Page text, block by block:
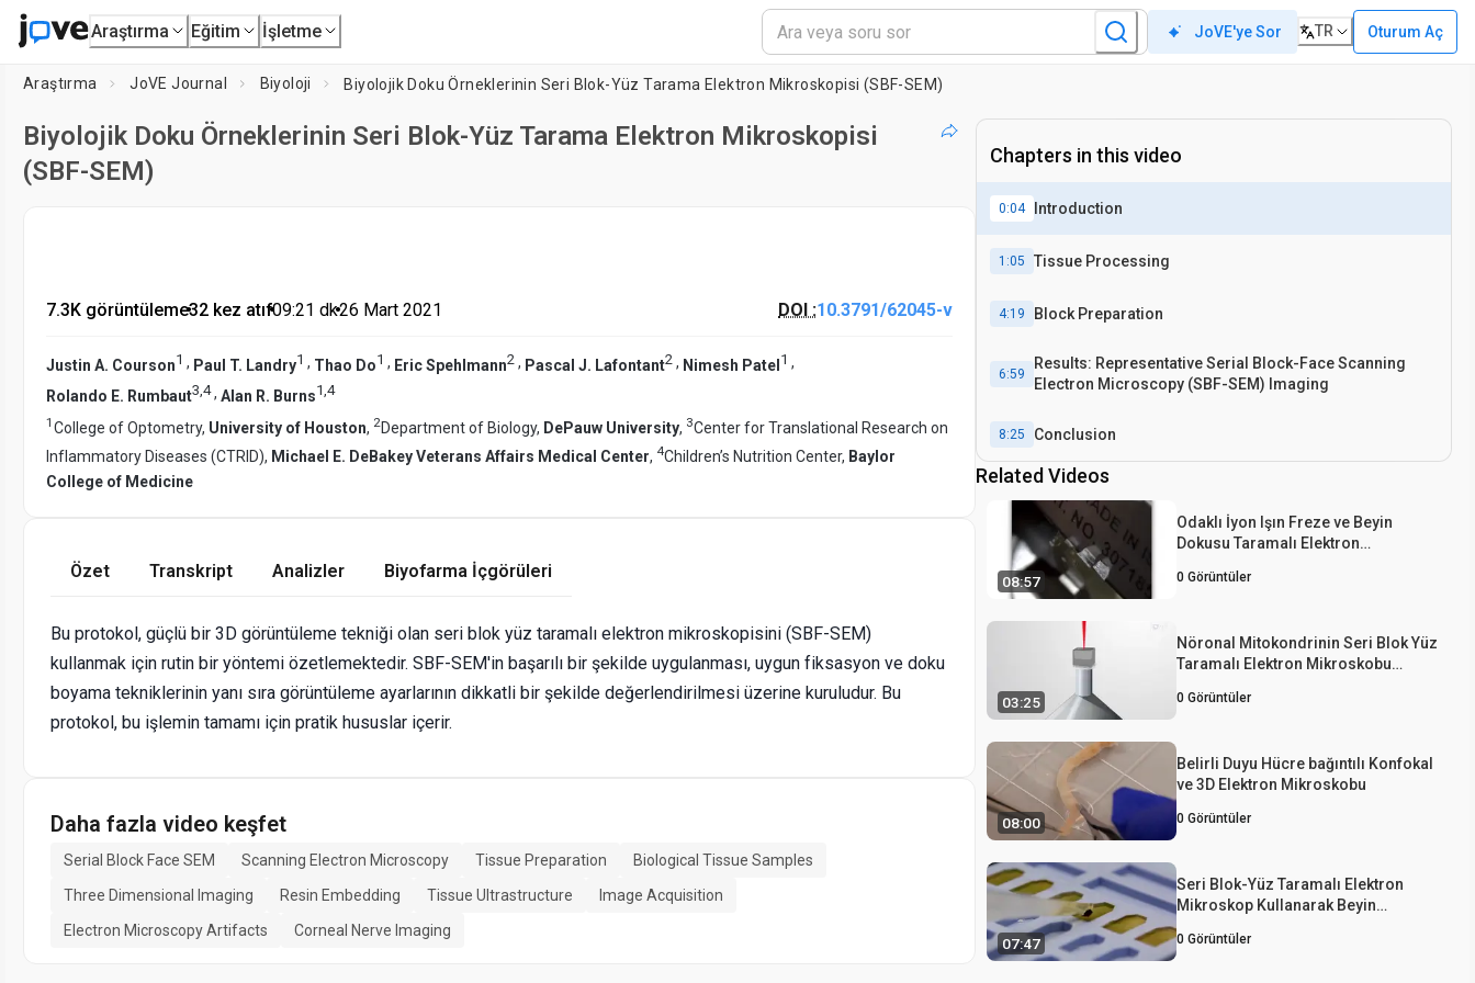
Araştırma Eğitim İşletme JoVE'ye Sor TR Oturum Aç
Araştırma JoVE Journal Biyoloji Biyolojik Doku Örneklerinin Seri Blok-Yüz Tarama Elektron Mikroskopisi (SBF-SEM)
Biyolojik Doku Örneklerinin Seri Blok-Yüz Tarama Elektron Mikroskopisi
(SBF-SEM)
7.3K görüntüleme•32 kez atıf•09:21 dk•26 Mart 2021 DOI :10.3791/62045-v
Justin A. Courson1 , Paul T. Landry1 , Thao Do1 , Eric Spehlmann2 , Pascal J. Lafontant2 , Nimesh Patel 1 ,
Rolando E. Rumbaut3 4, Alan R. Burns1 4
1 College of Optometry, University of Houston, 2Department of Biology, DePauw University, 3Center for Translational Research on
Inflammatory Diseases (CTRID), Michael E. DeBakey Veterans Affairs Medical Center, 4Children’s Nutrition Center, Baylor
College of Medicine
Özet Transkript Analizler Biyofarma İçgörüleri
Bu protokol, güçlü bir 3D görüntüleme tekniği olan seri blok yüz taramalı elektron mikroskopisini (SBF-SEM)
kullanmak için rutin bir yöntemi özetlemektedir. SBF-SEM'in başarılı bir şekilde uygulanması, uygun fiksasyon ve doku
boyama tekniklerinin yanı sıra görüntüleme ayarlarının dikkatli bir şekilde değerlendirilmesi üzerine kuruludur. Bu
protokol, bu işlemin tamamı için pratik hususlar içerir.
Daha fazla video keşfet
Serial Block Face SEM Scanning Electron Microscopy Tissue Preparation
Biological Tissue Samples
Three Dimensional Imaging
Resin Embedding Tissue Ultrastructure
Image Acquisition
Electron Microscopy Artifacts
Corneal Nerve Imaging
Chapters in this video
0:04 Introduction
1:05 Tissue Processing
4:19 Block Preparation
6:59
Results: Representative Serial Block-Face Scanning
Electron Microscopy (SBF-SEM) Imaging
8:25 Conclusion
Related Videos
08:57
Odaklı İyon Işın Freze ve Beyin
Dokusu Taramalı Elektron
0 Görüntüler
03:25
Nöronal Mitokondrinin Seri Blok Yüz
Taramalı Elektron Mikroskobu
0 Görüntüler
08:00
Belirli Duyu Hücre bağıntılı Konfokal
ve 3D Elektron Mikroskobu
0 Görüntüler
07:47
Seri Blok-Yüz Taramalı Elektron
Mikroskop Kullanarak Beyin
0 Görüntüler